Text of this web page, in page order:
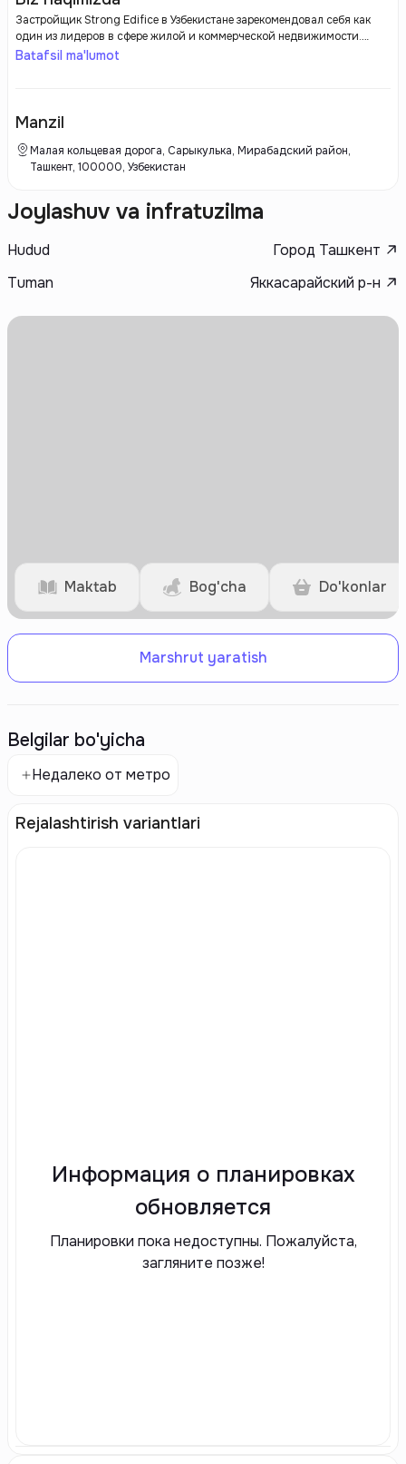
Застройщик Strong Edifice в Узбекистане зарекомендовал себя как
один из лидеров в сфере жилой и коммерческой недвижимости.
Компания активно участвует в реализации проектов, направленных
повысить качество строительства, но и минимизировать его сроки.
Batafsil ma'lumot
Manzil
Малая кольцевая дорога, Сарыкулька, Мирабадский район,
Ташкент, 100000, Узбекистан
Joylashuv va infratuzilma
Hudud
Город Ташкент
Tuman
Яккасарайский р-н
Maktab Bog'cha Do'konlar
Marshrut yaratish
Belgilar bo'yicha
Недалеко от метро
Rejalashtirish variantlari
Информация о планировках
обновляется
Планировки пока недоступны. Пожалуйста,
загляните позже!